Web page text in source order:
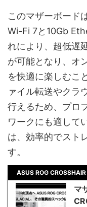
このマザーボード
Wi-Fi 7と10Gb
れにより、超低遅
が可能となり、オ
を快適に楽しむこ
ァイル転送やクラ
行えるため、プロ
ワークにも適して
は、効率的でスト
す。
ASUS ROG
マ